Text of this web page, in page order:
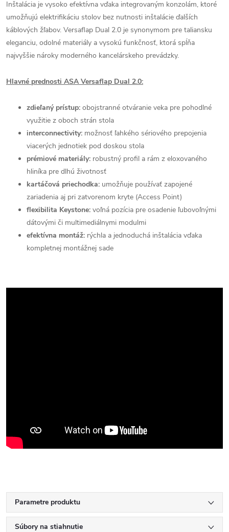
Inštalácia je vysoko efektívna vďaka integrovaným konzolám, ktoré
umožňujú elektrifikáciu stolov bez nutnosti inštalácie ďalších
káblových žľabov. Versaflap Dual 2.0 je synonymom pre taliansku
eleganciu, odolné materiály a vysokú funkčnosť, ktorá spĺňa
najvyššie nároky moderného kancelárskeho prevádzky.
Hlavné prednosti ASA Versaflap Dual 2.0:
zdieľaný prístup: obojstranné otváranie veka pre pohodlné
využitie z oboch strán stola
interconnectivity: možnosť ľahkého sériového prepojenia
viacerých jednotiek pod doskou stola
prémiové materiály: robustný profil a rám z eloxovaného
hliníka pre dlhú životnosť
kartáčová priechodka: umožňuje používať zapojené
zariadenia aj pri zatvorenom kryte (Access Point)
flexibilita Keystone: voľná pozícia pre osadenie ľubovoľnými
dátovými či multimediálnymi modulmi
efektívna montáž: rýchla a jednoduchá inštalácia vďaka
kompletnej montážnej sade
Parametre produktu
Súbory na stiahnutie